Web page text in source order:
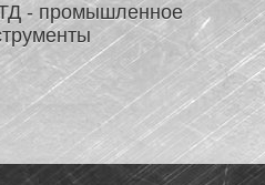
- промышленное